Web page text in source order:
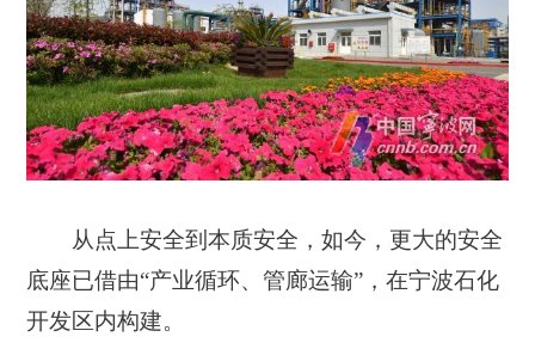
从点上安全到本质安全，如今，更大的安全
底座已借由“产业循环、管廊运输”，在宁波石化
开发区内构建。